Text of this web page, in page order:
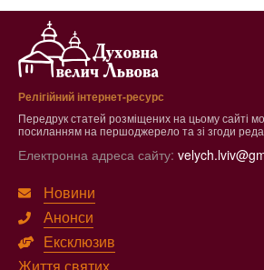
Релігійний інтернет-ресурс
Передрук статей розміщених на цьому сайті
посиланням на першоджерело та зі згоди
Електронна адреса сайту:
Новини
Анонси
Ексклюзив